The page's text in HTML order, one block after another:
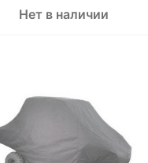
Нет в наличии